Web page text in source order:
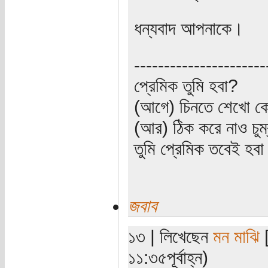
ধন্যবাদ আপনাকে।
প্রেমিক তুমি হবা?
(আগে) চিনতে শেখো
(আর) ঠিক করে নাও
তুমি প্রেমিক তবেই
জবাব
১৩ | লিখেছেন মন মাঝি
১১:৩৫পূর্বাহ্ন)